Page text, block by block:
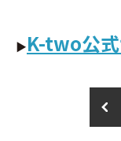
▶K-two公式